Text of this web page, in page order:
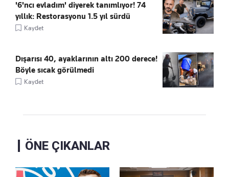
'6'ncı evladım' diyerek tanımlıyor! 74
yıllık: Restorasyonu 1.5 yıl sürdü
Kaydet
Dışarısı 40, ayaklarının altı 200 derece!
Böyle sıcak görülmedi
Kaydet
ÖNE ÇIKANLAR